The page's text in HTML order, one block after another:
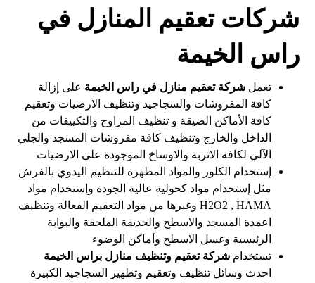
شركات تعقيم المنازل في
راس الخيمة
تعملشركة تعقيم منازل في راس الخيمة على إزالة
كافة المفروشات والسجاجيد وتنظيف الارضيات وتعقيم
كافة الأماكن الضيقة و تنظيف المراوح والتكييفات من
الداخل والخارج وتنظيف كافة مفروشات المسجد والجلي
الآلي لكافة الاتربة والاوساخ الموجودة على الارضيات
إستخدام الكلور والمواد المطهرة للتنظيم اليدوي بالفرش
مثل إستخدام مواد كحولية عالية الجودة وإستخدام مواد
H2O2 , HAMA وغيرها من مواد التعقيم الفعالة وتنظيف
اعمدة المسجد والاسطح والحديقة الملحقة والبوابة
الرئيسية وغسل الاسطح وأماكن الوضوء
تستخدام شركة تعقيم وتنظيف منازل براس الخيمة
احدث وسائل تنظيف وتعقيم وتطهير السجاجيد الكبيرة